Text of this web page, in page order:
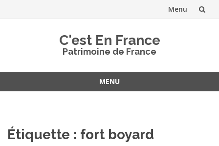
Menu
C'est En France
Patrimoine de France
MENU
Étiquette : fort boyard